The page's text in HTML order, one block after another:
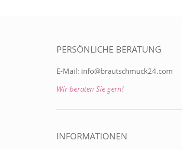
PERSÖNLICHE BERATUNG
E-Mail: info@brautschmuck24.com
Wir beraten Sie gern!
INFORMATIONEN